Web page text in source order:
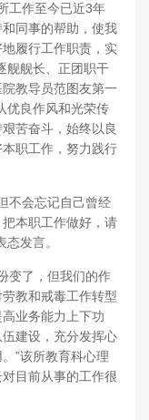
工作至今已近3年
同事的帮助，使我
履行工作职责，实
舰舰长、正团职干
教导员范图友第一
优良作风和光荣传
苦奋斗，始终以良
职工作，努力践行
不会忘记自己曾经
本职工作做好，请
发言。
变了，但我们的作
教和戒毒工作转型
业务能力上下功
建设，充分发挥心
”该所教育科心理
目前从事的工作很